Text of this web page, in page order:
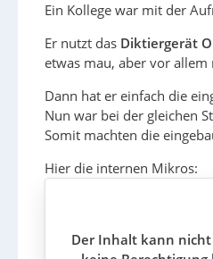
Ein Kollege war mit der
Er nutzt das Diktiergerät
etwas mau, aber vor allem
Dann hat er einfach die
Nun war bei der gleichen
Somit machten die
Hier die internen Mikros:
Der Inhalt kann nicht